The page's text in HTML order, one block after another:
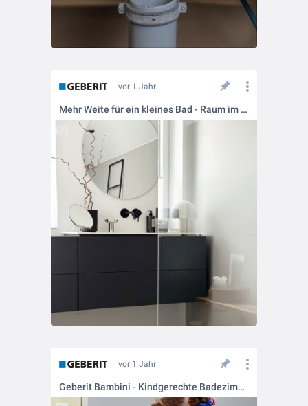
vor 1 Jahr
Mehr Weite für ein kleines Bad - Raum im Dachgeschoss wird zum Gästebad
vor 1 Jahr
Geberit Bambini - Kindgerechte Badezimmer mit Spaßfaktor